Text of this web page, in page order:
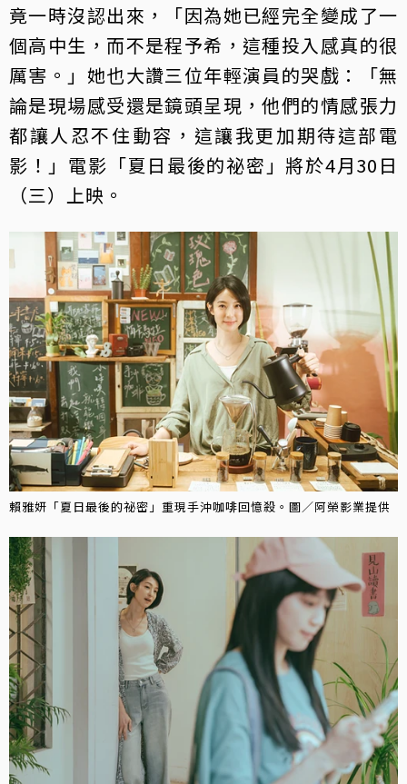
竟一時沒認出來，「因為她已經完全變成了一
個高中生，而不是程予希，這種投入感真的很
厲害。」她也大讚三位年輕演員的哭戲：「無
論是現場感受還是鏡頭呈現，他們的情感張力
都讓人忍不住動容，這讓我更加期待這部電
影！」電影「夏日最後的祕密」將於4月30日
（三）上映。
賴雅妍「夏日最後的祕密」重現手沖咖啡回憶殺。圖／阿榮影業提供